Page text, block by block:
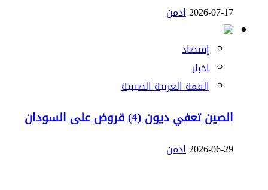
2026-07-17ادمن
إقتصاد
اخبار
القمة العربية الصينية
الصين تعفي ديون (4) قروض على السودان
2026-06-29ادمن